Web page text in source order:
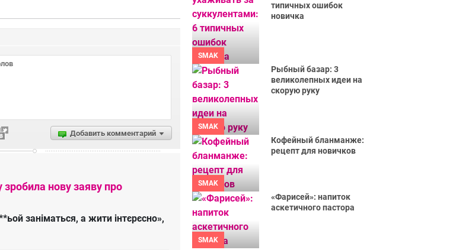
Добавить комментарий
нову заяву про
заніматься, а жити інтєрєсно»,
SMAK
типичных ошибок
новичка
SMAK
Рыбный базар: 3
великолепных идеи на
скорую руку
SMAK
Кофейный бланманже:
рецепт для новичков
SMAK
«Фарисей»: напиток
аскетичного пастора